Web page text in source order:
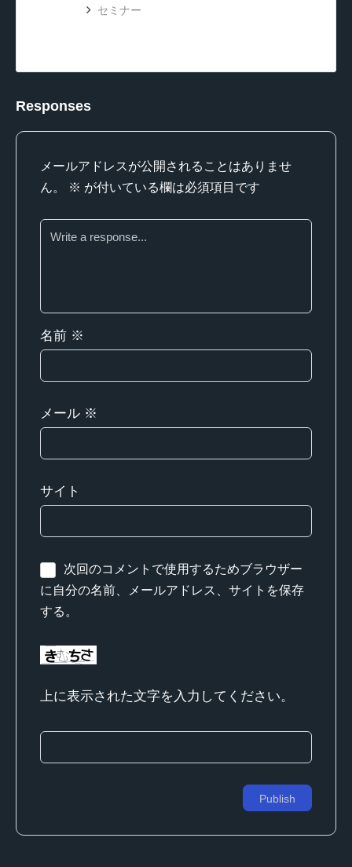
セミナー
Responses
メールアドレスが公開されることはありませ
ん。
※ が付いている欄は必須項目です
名前 ※
メール ※
サイト
次回のコメントで使用するためブラウザー
に自分の名前、メールアドレス、サイトを保存
する。
上に表示された文字を入力してください。